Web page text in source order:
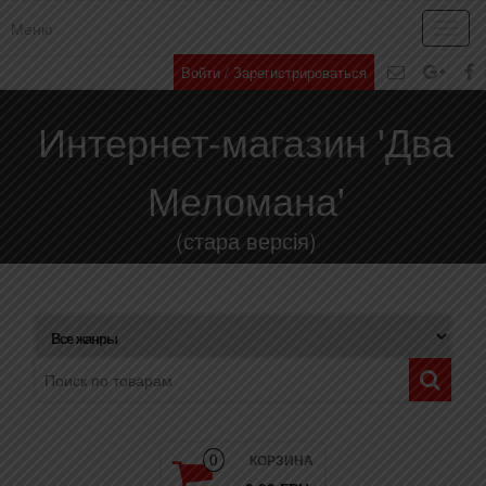
Меню
Войти / Зарегистрироваться
Интернет-магазин 'Два
Меломана'
(стара версія)
0 КОРЗИНА